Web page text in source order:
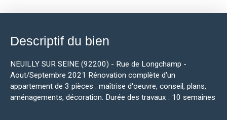
Descriptif du bien
NEUILLY SUR SEINE (92200) - Rue de Longchamp -
Aout/Septembre 2021 Rénovation complète d'un
appartement de 3 pièces : maîtrise d'oeuvre, conseil, plans,
aménagements, décoration. Durée des travaux : 10 semaines